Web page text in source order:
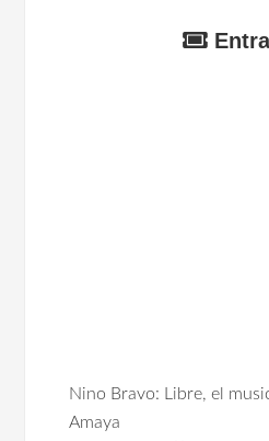
Nino Bravo: Libre, el
Amaya